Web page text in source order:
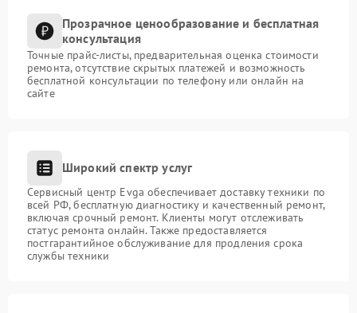
Прозрачное ценообразование и бесплатная
консультация
Точные прайс-листы, предварительная оценка стоимости
ремонта, отсутствие скрытых платежей и возможность
бесплатной консультации по телефону или онлайн на
сайте
Широкий спектр услуг
Сервисный центр Evga обеспечивает доставку техники по
всей РФ, бесплатную диагностику и качественный ремонт,
включая срочный ремонт. Клиенты могут отслеживать
статус ремонта онлайн. Также предоставляется
постгарантийное обслуживание для продления срока
службы техники